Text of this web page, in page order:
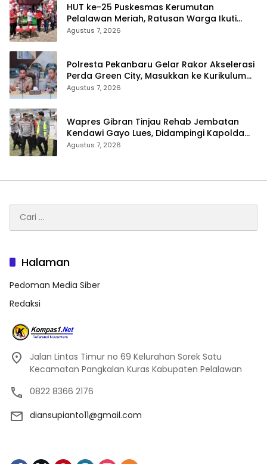
HUT ke-25 Puskesmas Kerumutan
Pelalawan Meriah, Ratusan Warga Ikuti
Jalan Santai dan Cek Kesehatan Gratis
Agustus 7, 2026
Polresta Pekanbaru Gelar Rakor Akselerasi
Perda Green City, Masukkan ke Kurikulum
Sekolah
Agustus 7, 2026
Wapres Gibran Tinjau Rehab Jembatan
Kendawi Gayo Lues, Didampingi Kapolda
Aceh
Agustus 7, 2026
untuk:
Halaman
Pedoman Media Siber
Redaksi
Jalan Lintas Timur no 69 Kelurahan Sorek Satu
Kecamatan Pangkalan Kuras Kabupaten Pelalawan
0822 8366 2176
diansupianto11@gmail.com